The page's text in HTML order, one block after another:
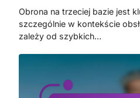
Obrona na trzeciej bazie jest
szczególnie w kontekście
zależy od szybkich…